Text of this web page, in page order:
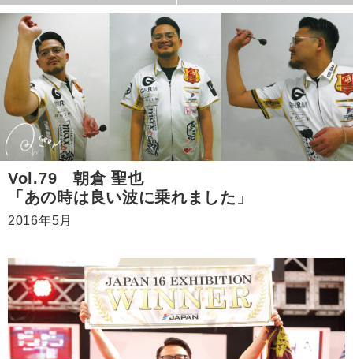
Vol.79 朝倉 聖也
「あの時は良い波に乗れました」
2016年5月